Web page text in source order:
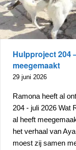
Hulpproject 204
meegemaakt
29 juni 2026
Ramona heeft al
204 - juli 2026 Wat
al heeft
het verhaal van
moest zij samen